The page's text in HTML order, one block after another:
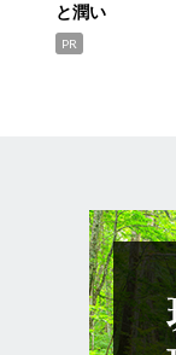
と潤い
PR